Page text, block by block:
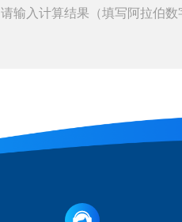
请输入计算结果（填写阿拉伯